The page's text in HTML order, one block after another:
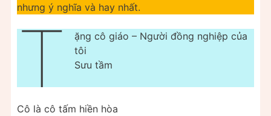
nhưng ý nghĩa và hay nhất.
T
ặng cô giáo – Người đồng nghiệp của
tôi
Sưu tầm
Cô là cô tấm hiền hòa